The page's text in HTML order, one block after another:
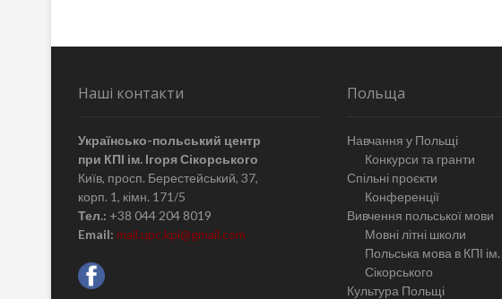
Наші контакти
Українсько-польський центр
при КПІ ім. Ігоря Сікорського
Київ, просп. Берестейський, 37,
корп. 1, кімн. 171/5
Тел.: +38 044 204 8019
Email: mail.upc.kpi@gmail.com
Польща
Навчання у Польщі
Конкурси та гранти
Спільні проєкти
Конференції
Вивчення польської мови
Мовні літні школи
Польська мова в КПІ ім.
Сікорського
Культура Польщі